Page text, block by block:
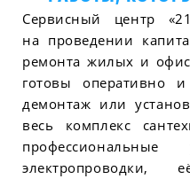
Сервисный центр
на проведении
ремонта жилых и
готовы оперативно
демонтаж или
весь комплекс
электропроводки,